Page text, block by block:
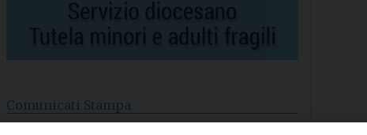
Comunicati Stampa